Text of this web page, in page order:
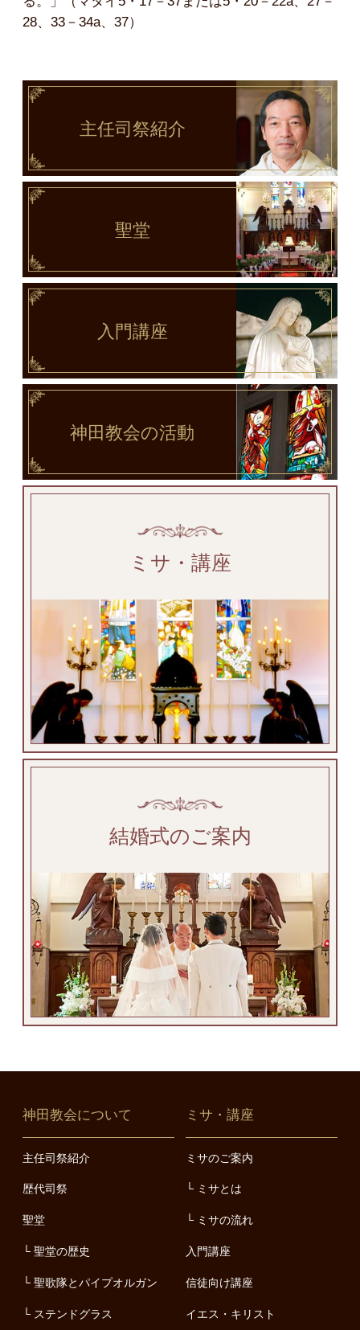
28、33－34a、37）
主任司祭紹介
聖堂
入門講座
神田教会の活動
ミサ・講座
結婚式のご案内
神田教会について
主任司祭紹介
歴代司祭
聖堂
聖堂の歴史
聖歌隊とパイプオルガン
ステンドグラス
ミサ・講座
ミサのご案内
ミサとは
ミサの流れ
入門講座
信徒向け講座
イエス・キリスト